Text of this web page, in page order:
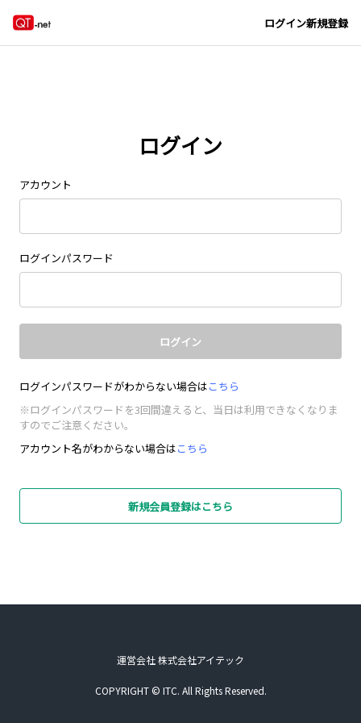
ログイン新規登録
ログイン
アカウント
ログインパスワード
ログイン
ログインパスワードがわからない場合はこちら
※ログインパスワードを3回間違えると、当日は利用できなくなりま
すのでご注意ください。
アカウント名がわからない場合はこちら
新規会員登録はこちら
運営会社 株式会社アイテック
COPYRIGHT © ITC. All Rights Reserved.